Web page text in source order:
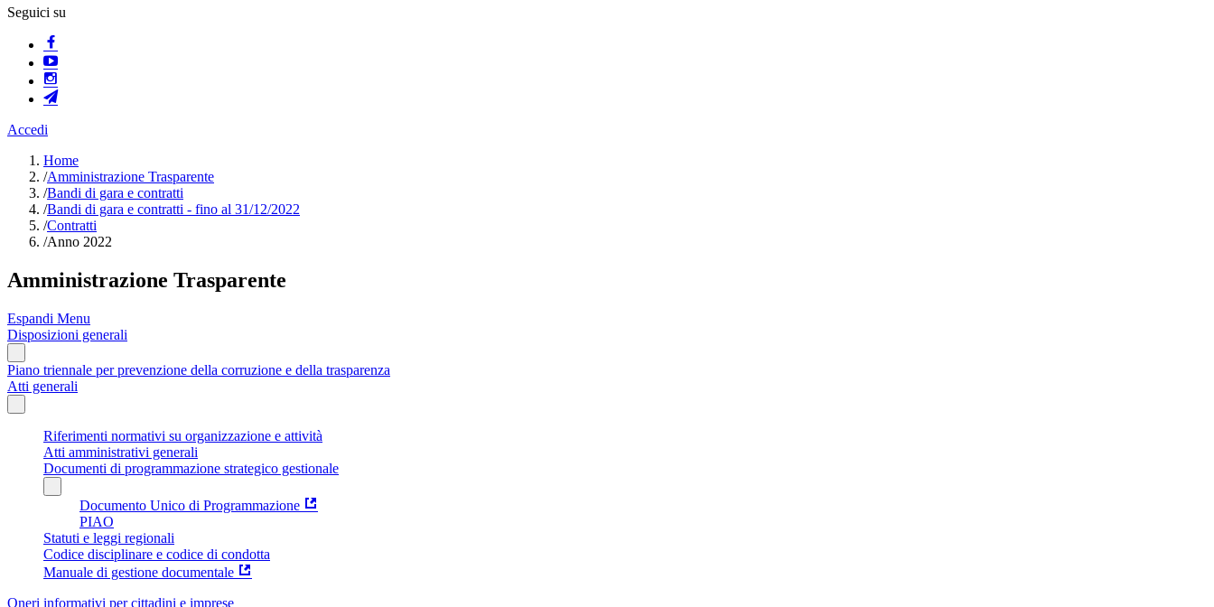
Seguici su
Accedi
Home
/Amministrazione Trasparente
/Bandi di gara e contratti
/Bandi di gara e contratti - fino al 31/12/2022
/Contratti
/Anno 2022
Amministrazione Trasparente
Espandi Menu
Disposizioni generali
Piano triennale per prevenzione della corruzione e della trasparenza
Atti generali
Riferimenti normativi su organizzazione e attività
Atti amministrativi generali
Documenti di programmazione strategico gestionale
Documento Unico di Programmazione
PIAO
Statuti e leggi regionali
Codice disciplinare e codice di condotta
Manuale di gestione documentale
Oneri informativi per cittadini e imprese